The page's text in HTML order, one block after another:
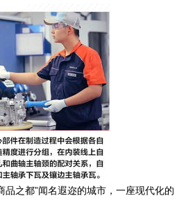
品之都”闻名遐迩的城市，一座现代化的